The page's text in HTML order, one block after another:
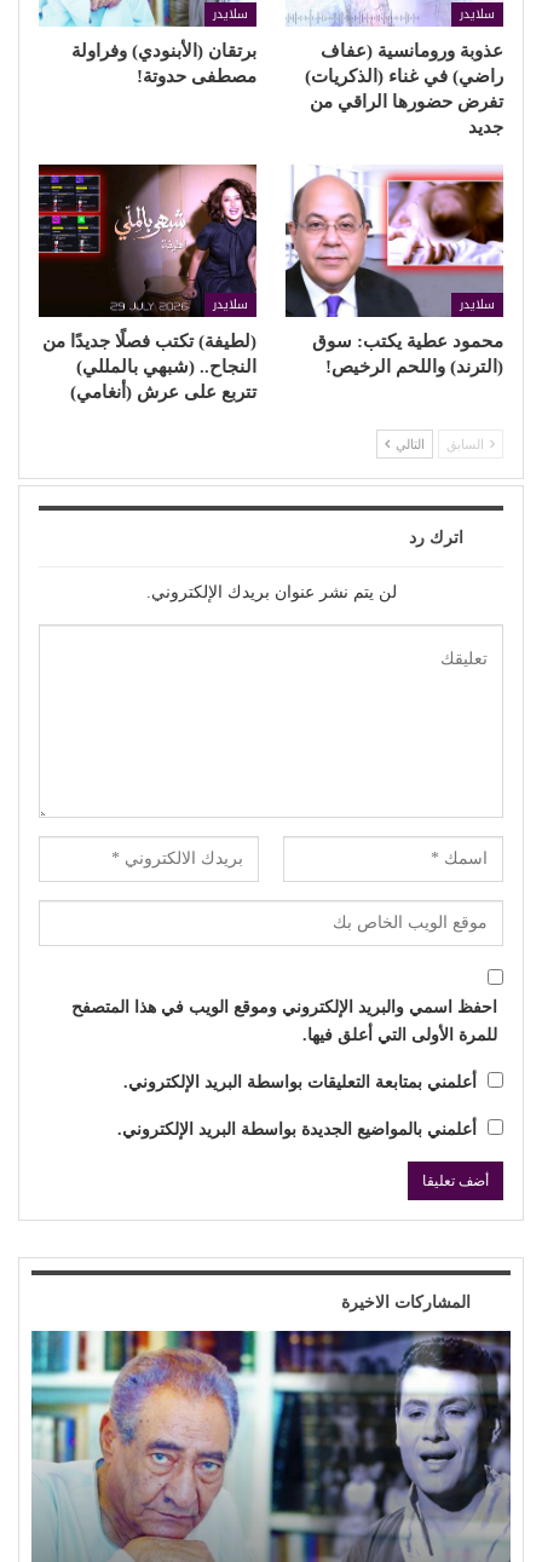
سلايدر
عذوبة ورومانسية (عفاف
راضي) في غناء (الذكريات)
تفرض حضورها الراقي من
جديد
سلايدر
برتقان (الأبنودي) وفراولة
مصطفى حدوتة!
سلايدر
محمود عطية يكتب: سوق
(الترند) واللحم الرخيص!
سلايدر
(لطيفة) تكتب فصلًا جديدًا من
النجاح.. (شبهي بالمللي)
تتربع على عرش (أنغامي)
السابق التالي
اترك رد
لن يتم نشر عنوان بريدك الإلكتروني.
احفظ اسمي والبريد الإلكتروني وموقع الويب في هذا المتصفح
للمرة الأولى التي أعلق فيها.
أعلمني بمتابعة التعليقات بواسطة البريد الإلكتروني.
أعلمني بالمواضيع الجديدة بواسطة البريد الإلكتروني.
المشاركات الاخيرة